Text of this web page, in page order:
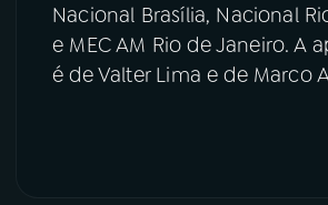
Nacional Brasília, Nacional
e MEC AM Rio de Janeiro. A
é de Valter Lima e de Marco